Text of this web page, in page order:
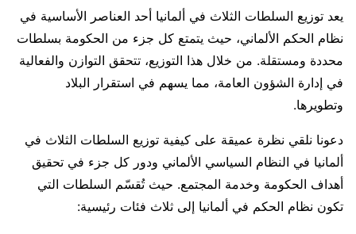
يعد توزيع السلطات الثلاث في ألمانيا أحد العناصر الأساسية في
نظام الحكم الألماني، حيث يتمتع كل جزء من الحكومة بسلطات
محددة ومستقلة. من خلال هذا التوزيع، تتحقق التوازن والفعالية
في إدارة الشؤون العامة، مما يسهم في استقرار البلاد
وتطويرها.
دعونا نلقي نظرة عميقة على كيفية توزيع السلطات الثلاث في
ألمانيا في النظام السياسي الألماني ودور كل جزء في تحقيق
أهداف الحكومة وخدمة المجتمع. حيث تُقسّم السلطات التي
تكون نظام الحكم في ألمانيا إلى ثلاث فئات رئيسية: